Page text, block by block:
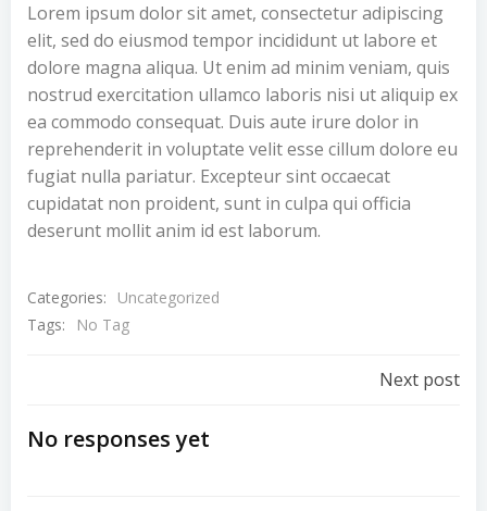
Lorem ipsum dolor sit amet, consectetur adipiscing
elit, sed do eiusmod tempor incididunt ut labore et
dolore magna aliqua. Ut enim ad minim veniam, quis
nostrud exercitation ullamco laboris nisi ut aliquip ex
ea commodo consequat. Duis aute irure dolor in
reprehenderit in voluptate velit esse cillum dolore eu
fugiat nulla pariatur. Excepteur sint occaecat
cupidatat non proident, sunt in culpa qui officia
deserunt mollit anim id est laborum.
Categories:
Uncategorized
Tags:
No Tag
Next post
No responses yet